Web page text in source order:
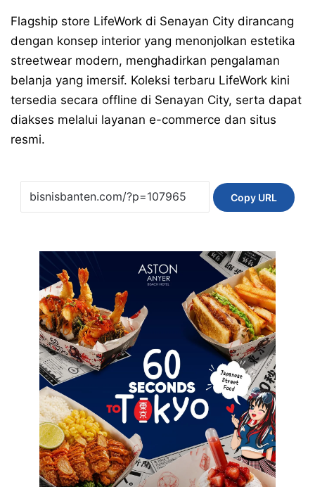
Flagship store LifeWork di Senayan City dirancang
dengan konsep interior yang menonjolkan estetika
streetwear modern, menghadirkan pengalaman
belanja yang imersif. Koleksi terbaru LifeWork kini
tersedia secara offline di Senayan City, serta dapat
diakses melalui layanan e-commerce dan situs
resmi.
Copy URL